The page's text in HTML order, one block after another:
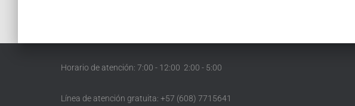
Horario de atención: 7:00 - 12:00 2:00 - 5:00
Línea de atención gratuita: +57 (608) 7715641